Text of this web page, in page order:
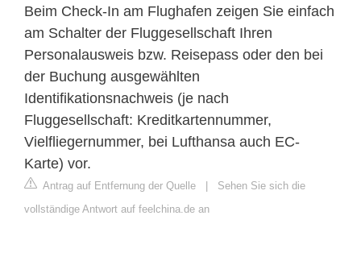
Beim Check-In am Flughafen zeigen Sie einfach
am Schalter der Fluggesellschaft Ihren
Personalausweis bzw. Reisepass oder den bei
der Buchung ausgewählten
Identifikationsnachweis (je nach
Fluggesellschaft: Kreditkartennummer,
Vielfliegernummer, bei Lufthansa auch EC-
Karte) vor.
Antrag auf Entfernung der Quelle | Sehen Sie sich die
vollständige Antwort auf feelchina.de an